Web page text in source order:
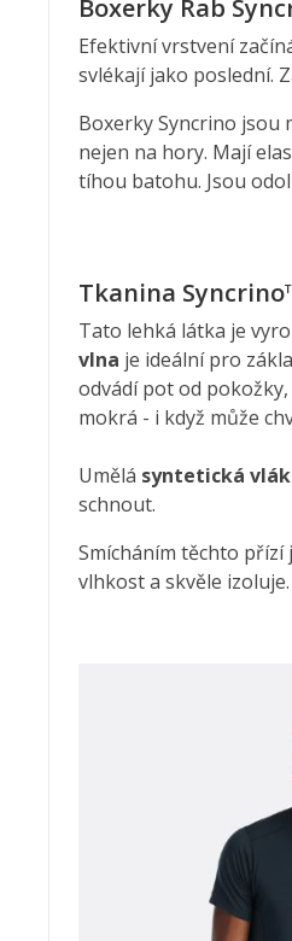
Boxerky Rab
Efektivní vrstvení
svlékají jako poslední.
Boxerky Syncrino jsou
nejen na hory. Mají
tíhou batohu. Jsou
Tkanina
Tato lehká látka je
vlna je ideální pro
odvádí pot od
mokrá - i když může
Umělá syntetická
schnout.
Smícháním těchto přízí
vlhkost a skvěle izoluje.